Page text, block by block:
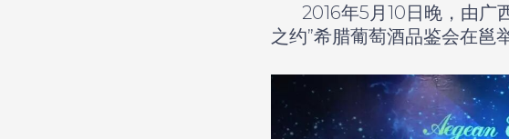
2016年5月10日晚，由广
之约”希腊葡萄酒品鉴会在邕